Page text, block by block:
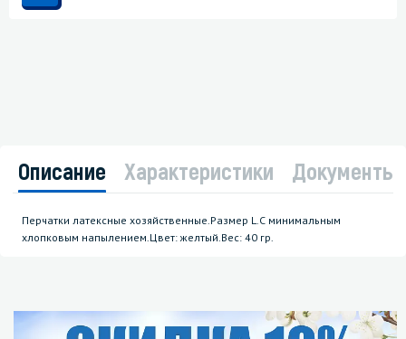
Описание Характеристики Документы
Перчатки латексные хозяйственные.Размер L.С минимальным
хлопковым напылением.Цвет: желтый.Вес: 40 гр.